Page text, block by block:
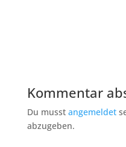
Kommentar
Du musst angemeldet
abzugeben.